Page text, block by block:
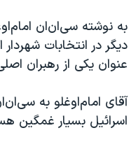
قانون شفافیت دارائی کادر
اعتراضات مردمی آبان ۹۸
اسرائیل در جنگ
نرگس محمدی برنده جایزه
همایش محافظه‌کاران
به نوشته سی‌ان‌ان
دیگر در انتخابات
عنوان یکی از رهبران
آقای امام‌اوغلو به
اسرائیل بسیار غمگین